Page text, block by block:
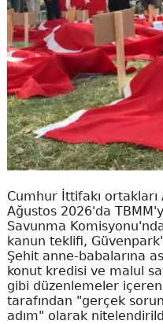
Cumhur İttifakı ortakları
Ağustos 2026'da
Savunma
kanun teklifi,
Şehit anne-babalarına
konut kredisi ve malul
gibi düzenlemeler
tarafından "gerçek
adım" olarak